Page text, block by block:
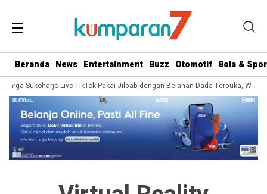
Beranda News Entertainment Buzz Otomotif Bola &
Sukoharjo Live TikTok Pakai Jilbab dengan Belahan Dada Terbuka,